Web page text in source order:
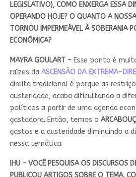
LEGISLATIVO), COMO ENXERGA ESSA
OPERANDO HOJE? O QUANTO A
TORNOU IMPERMEÁVEL À SOBERANIA
ECONÔMICA?
MAYRA GOULART –Esse ponto é
raízes da ASCENSÃO DA EXTREMA-
direita tradicional é porque as
austeridade, acaba dificultando a
políticos a partir de uma agenda
gastadora. Então, temos o
gastos e a austeridade diminuindo a
nessa temática.
IHU – VOCÊ PESQUISA OS DISCURSOS
PUBLICOU ARTIGOS SOBRE O TEMA.